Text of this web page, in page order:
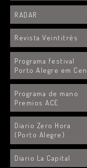
RADAR
Revista Veintitrés
Programa festival
Porto Alegre em
Programa de mano
Premios ACE
Diario Zero Hora
(Porto Alegre)
Diario La Capital